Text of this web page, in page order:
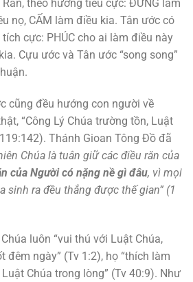
theo hướng tiêu cực: ĐỪNG làm
nọ, CẤM làm điều kia. Tân ước có
cực: PHÚC cho ai làm điều này
Cựu ước và Tân ước “song song”
cũng đều hướng con người về
“Công Lý Chúa trường tồn, Luật
Thánh Gioan Tông Đồ đã
Chúa là tuân giữ các điều răn của
của Người có nặng nề gì đâu, vì mọi
sinh ra đều thắng được thế gian” (1
luôn “vui thú với Luật Chúa,
đêm ngày” (Tv 1:2), họ “thích làm
Chúa trong lòng” (Tv 40:9). Như